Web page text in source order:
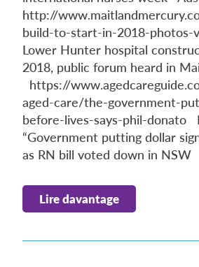
http://
build-to-start-in-2018-photos-
Lower Hunter hospital
2018, public forum heard in
https://
aged-care/the-government-
before-lives-says-phil-donato
“Government putting dollar
as RN bill voted down in
Lire davantage